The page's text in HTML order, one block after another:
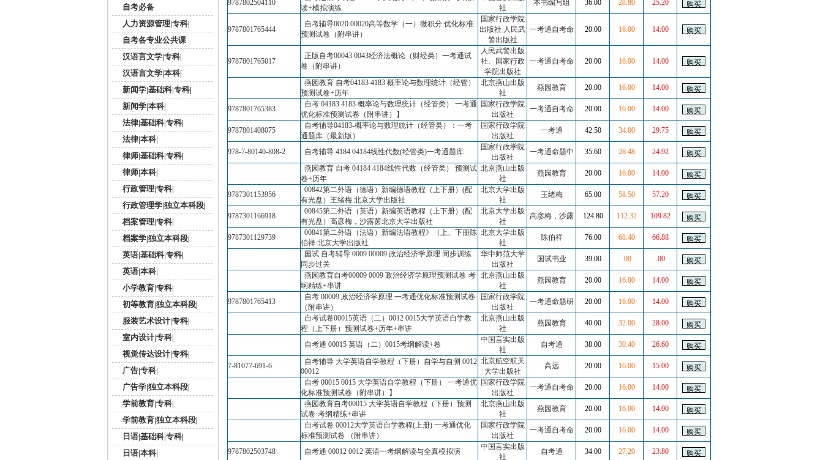
自考必备
人力资源管理|专科|
自考各专业公共课
汉语言文学|专科|
汉语言文学|本科|
新闻学|基础科|专科|
新闻学|本科|
法律|基础科|专科|
法律|本科|
律师|基础科|专科|
律师|本科|
行政管理|专科|
行政管理学|独立本科段|
档案管理|专科|
档案学|独立本科段|
英语|基础科|专科|
英语|本科|
小学教育|专科|
初等教育|独立本科段|
服装艺术设计|专科|
室内设计|专科|
视觉传达设计|专科|
广告|专科|
广告学|独立本科段|
学前教育|专科|
学前教育|独立本科段|
日语|基础科|专科|
日语|本科|
9787802504110
读+模拟演练
社
本书编写组 36.00 28.80 25.20
9787801765444
自考辅导0020 00020高等数学（一）微积分 优化标准
预测试卷（附串讲）
国家行政学院
出版社 人民武
警出版社
一考通自考命 20.00 16.00 14.00
9787801765017
正版自考00043 0043经济法概论（财经类）一考通试
卷（附串讲）
人民武警出版
社、国家行政
学院出版社
一考通自考命 20.00 16.00 14.00
燕园教育 自考04183 4183 概率论与数理统计（经管）
预测试卷+历年
北京燕山出版
社
燕园教育 20.00 16.00 14.00
9787801765383
自考 04183 4183 概率论与数理统计（经管类） 一考通
优化标准预测试卷（附串讲）】
国家行政学院
出版社
一考通自考命 20.00 16.00 14.00
9787801408075
自考辅导04183-概率论与数理统计（经管类）：一考
通题库（最新版）
国家行政学院
出版社
一考通 42.50 34.00 29.75
978-7-80140-808-2 自考辅导 4184 04184线性代数(经管类)一考通题库
国家行政学院
出版社
一考通命题中 35.60 28.48
24.92
燕园教育 自考 04184 4184线性代数（经管类） 预测试
卷+历年
北京燕山出版
社
燕园教育 20.00 16.00 14.00
9787301153956
00842第二外语（德语）新编德语教程（上下册）(配
有光盘）王绪梅 北京大学出版社
北京大学出版
社
王绪梅 65.00 58.50 57.20
9787301166918
00845第二外语（英语）新编英语教程（上下册）(配
有光盘）高彦梅，沙露茵北京大学出版社
北京大学出版
社
高彦梅，沙露 124.80 112.32 109.82
9787301129739
00841第二外语（法语）新编法语教程》（上、下册陈
伯祥 北京大学出版社
北京大学出版
社
陈伯祥 76.00 68.40
66.88
国试 自考辅导 0009 00009 政治经济学原理 同步训练
同步过关
华中师范大学
出版社
国试书业 39.00 .00
.00
燕园教育自考00009 0009 政治经济学原理预测试卷·考
纲精练+串讲
北京燕山出版
社
燕园教育 20.00 16.00 14.00
9787801765413
自考 00009 政治经济学原理 一考通优化标准预测试卷
（附串讲）
国家行政学院
出版社
一考通命题研 20.00 16.00
14.00
自考试卷00015英语（二）0012 0015大学英语自学教
程（上下册）预测试卷+历年+串讲
北京燕山出版
社
燕园教育 40.00 32.00 28.00
自考通 00015 英语（二）0015考纲解读+卷
中国言实出版
社
自考通 38.00 30.40 26.60
7-81077-691-6
自考辅导 大学英语自学教程（下册）自学与自测 0012
00012
北京航空航天
大学出版社
高远 20.00 16.00
15.00
自考 00015 0015 大学英语自学教程（下册） 一考通优
化标准预测试卷（附串讲）】
国家行政学院
出版社
一考通自考命 20.00 16.00
14.00
燕园教育自考00015 大学英语自学教程（下册）预测
试卷·考纲精练+串讲
北京燕山出版
社
燕园教育 20.00 16.00
14.00
自考试卷 00012大学英语自学教程(上册) 一考通优化
标准预测试卷 （附串讲）
国家行政学院
出版社
一考通自考命 20.00 16.00 14.00
9787802503748 自考通 00012 0012 英语一考纲解读与全真模拟演
中国言实出版
社
自考通 34.00 27.20
23.80